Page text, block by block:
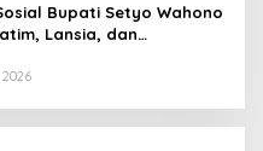
Bupati Setyo Wahono
Lansia, dan
di Kasiman